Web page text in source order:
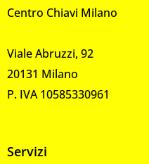
Centro Chiavi Milano
Viale Abruzzi, 92
20131 Milano
P. IVA 10585330961
Servizi